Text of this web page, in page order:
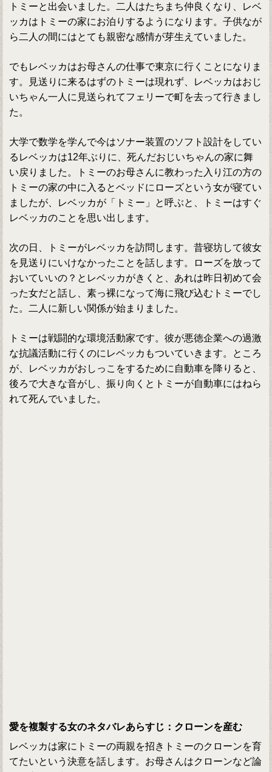
トミーと出会いました。二人はたちまち仲良くなり、レベ
ッカはトミーの家にお泊りするようになります。子供なが
ら二人の間にはとても親密な感情が芽生えていました。
でもレベッカはお母さんの仕事で東京に行くことになりま
す。見送りに来るはずのトミーは現れず、レベッカはおじ
いちゃん一人に見送られてフェリーで町を去って行きまし
た。
大学で数学を学んで今はソナー装置のソフト設計をしてい
るレベッカは12年ぶりに、死んだおじいちゃんの家に舞
い戻りました。トミーのお母さんに教わった入り江の方の
トミーの家の中に入るとベッドにローズという女が寝てい
ましたが、レベッカが「トミー」と呼ぶと、トミーはすぐ
レベッカのことを思い出します。
次の日、トミーがレベッカを訪問します。昔寝坊して彼女
を見送りにいけなかったことを話します。ローズを放って
おいていいの？とレベッカがきくと、あれは昨日初めて会
った女だと話し、素っ裸になって海に飛び込むトミーでし
た。二人に新しい関係が始まりました。
トミーは戦闘的な環境活動家です。彼が悪徳企業への過激
な抗議活動に行くのにレベッカもついていきます。ところ
が、レベッカがおしっこをするために自動車を降りると、
後ろで大きな音がし、振り向くとトミーが自動車にはねら
れて死んでいました。
愛を複製する女のネタバレあらすじ：クローンを産む
レベッカは家にトミーの両親を招きトミーのクローンを育
てたいという決意を話します。お母さんはクローンなど論